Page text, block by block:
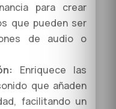
para crear
que pueden ser
de audio o
Enriquece las
que añaden
facilitando un